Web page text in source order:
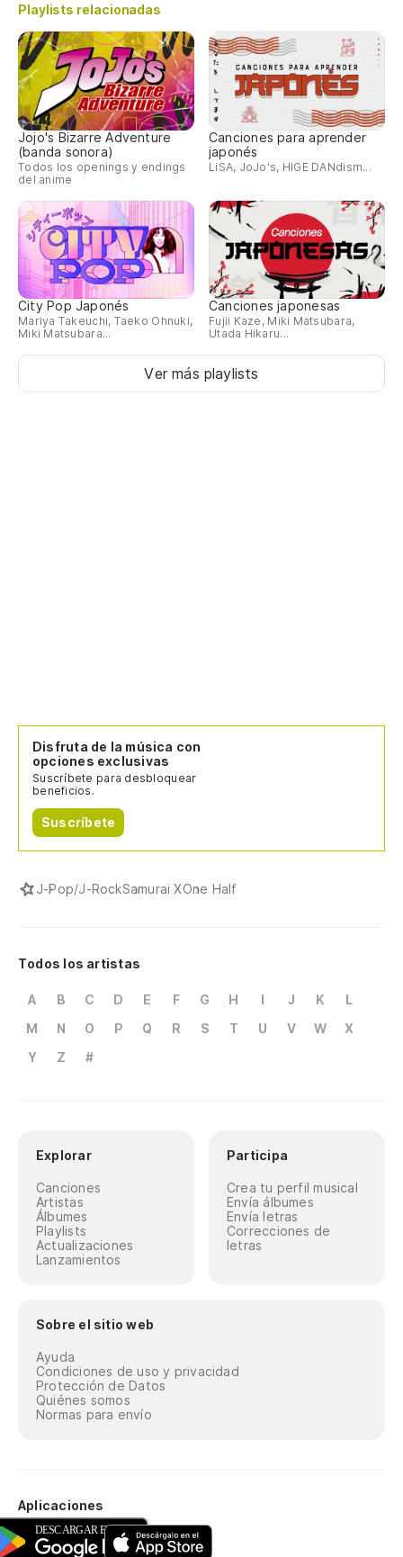
Playlists relacionadas
Jojo's Bizarre Adventure
(banda sonora)
Todos los openings y endings
del anime
Canciones para aprender
japonés
LiSA, JoJo's, HIGE DANdism...
City Pop Japonés
Mariya Takeuchi, Taeko Ohnuki,
Miki Matsubara...
Canciones japonesas
Fujii Kaze, Miki Matsubara,
Utada Hikaru...
Ver más playlists
Disfruta de la música con
opciones exclusivas
Suscríbete para desbloquear
beneficios.
Suscríbete
J-Pop/J-RockSamurai XOne Half
Todos los artistas
A B C D E F G H I J K
L
M
N O P Q R S T U V W
X
Y
Z #
Explorar
Canciones
Artistas
Álbumes
Playlists
Actualizaciones
Lanzamientos
Participa
Crea tu perfil musical
Envía álbumes
Envía letras
Correcciones de
letras
Sobre el sitio web
Ayuda
Condiciones de uso y privacidad
Protección de Datos
Quiénes somos
Normas para envío
Aplicaciones